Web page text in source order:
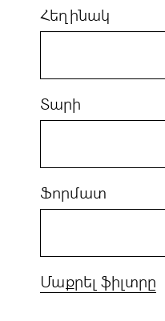
Հեղինակ
Տարի
Ֆորմատ
Մաքրել ֆիլտրը